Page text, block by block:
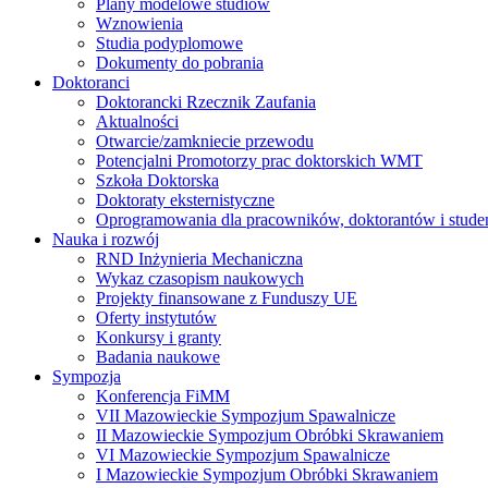
Plany modelowe studiów
Wznowienia
Studia podyplomowe
Dokumenty do pobrania
Doktoranci
Doktorancki Rzecznik Zaufania
Aktualności
Otwarcie/zamkniecie przewodu
Potencjalni Promotorzy prac doktorskich WMT
Szkoła Doktorska
Doktoraty eksternistyczne
Oprogramowania dla pracowników, doktorantów i
Nauka i rozwój
RND Inżynieria Mechaniczna
Wykaz czasopism naukowych
Projekty finansowane z Funduszy UE
Oferty instytutów
Konkursy i granty
Badania naukowe
Sympozja
Konferencja FiMM
VII Mazowieckie Sympozjum Spawalnicze
II Mazowieckie Sympozjum Obróbki Skrawaniem
VI Mazowieckie Sympozjum Spawalnicze
I Mazowieckie Sympozjum Obróbki Skrawaniem